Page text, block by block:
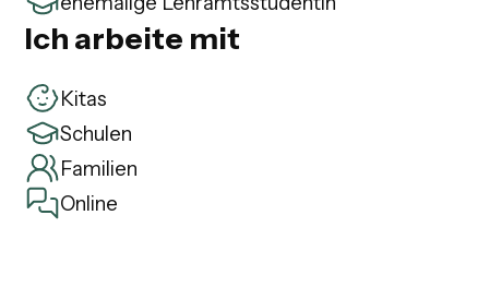
Ich arbeite mit
Kitas
Schulen
Familien
Online